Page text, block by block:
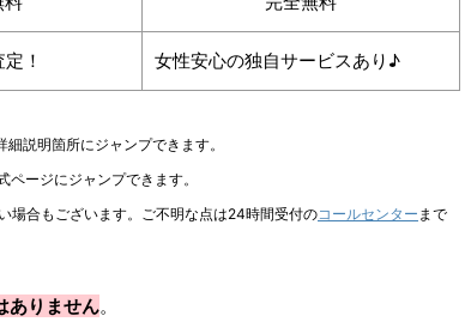
！ 女性安心の独自サービスあり♪
説明箇所にジャンプできます。
ージにジャンプできます。
合もございます。ご不明な点は24時間受付のコールセンター まで
ありません。